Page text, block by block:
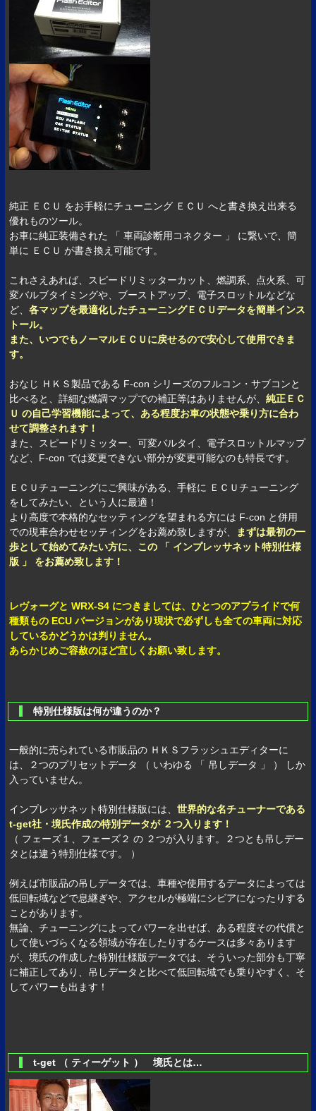
純正 ＥＣＵ をお手軽にチューニング ＥＣＵ へと書き換え出来る
優れものツール。
お車に純正装備された 「 車両診断用コネクター 」 に繋いで、簡
単に ＥＣＵ が書き換え可能です。
これさえあれば、スピードリミッターカット、燃調系、点火系、可
変バルブタイミングや、ブーストアップ、電子スロットルなどな
ど、各マップを最適化したチューニングＥＣＵデータを簡単インス
トール。
また、いつでもノーマルＥＣＵに戻せるので安心して使用できま
す。
おなじ ＨＫＳ製品である F-con シリーズのフルコン・サブコンと
比べると、詳細な燃調マップでの補正等はありませんが、純正ＥＣ
Ｕ の自己学習機能によって、ある程度お車の状態や乗り方に合わ
せて調整されます！
また、スピードリミッター、可変バルタイ、電子スロットルマップ
など、F-con では変更できない部分が変更可能なのも特長です。
ＥＣＵチューニングにご興味がある、手軽に ＥＣＵチューニング
をしてみたい、という人に最適！
より高度で本格的なセッティングを望まれる方には F-con と併用
での現車合わせセッティングをお薦め致しますが、
まずは最初の一
歩として始めてみたい方に、この 「 インプレッサネット特別仕様
版 」 をお薦め致します！
レヴォーグと WRX-S4 につきましては、ひとつのアプライドで何
種類もの ECU バージョンがあり現状で必ずしも全ての車両に対応
しているかどうかは判りません。
あらかじめご容赦のほど宜しくお願い致します。
特別仕様版は何が違うのか？
一般的に売られている市販品の ＨＫＳフラッシュエディターに
は、２つのプリセットデータ （ いわゆる 「 吊しデータ 」 ） しか
入っていません。
インプレッサネット特別仕様版には、世界的な名チューナーである
t-get社・境氏作成の特別データが ２つ入ります！
（ フェーズ１、フェーズ２ の ２つが入ります。２つとも吊しデー
タとは違う特別仕様です。 ）
例えば市販品の吊しデータでは、車種や使用するデータによっては
低回転域などで息継ぎや、アクセルが極端にシビアになったりする
ことがあります。
無論、チューニングによってパワーを出せば、ある程度その代償と
して使いづらくなる領域が存在したりするケースは多々あります
が、境氏の作成した特別仕様版データでは、そういった部分も丁寧
に補正してあり、吊しデータと比べて低回転域でも乗りやすく、そ
してパワーも出ます！
t-get （ ティーゲット ） 境氏とは…